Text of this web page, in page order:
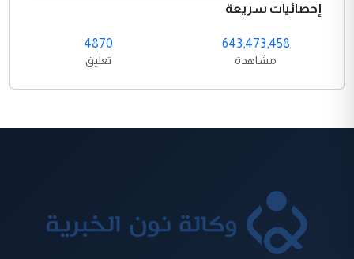
إحصائيات سريعة
643,473,458
مشاهدة
4870
تعليق